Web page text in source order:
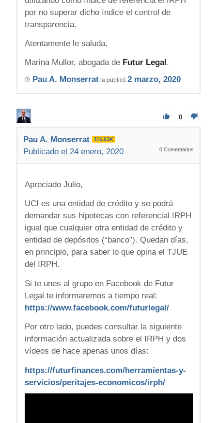
por no superar dicho índice el control de
transparencia.
Atentamente le saluda,
Marina Mullor, abogada de Futur Legal .
Pau A. Monserratla publicó 2 marzo, 2020
0
Pau A. Monserrat 116.63K
Publicado el 24 enero, 2020 0 Comentarios
Apreciado Julio,
UCI es una entidad de crédito y se podrá
demandar sus hipotecas con referencial IRPH
igual que cualquier otra entidad de crédito y
entidad de depósitos (“banco”). Quedan días,
en principio, para saber lo que opina el TJUE
del IRPH.
Si te unes al grupo en Facebook de Futur
Legal te informaremos a tiempo real:
https://www.facebook.com/futurlegal/
Por otro lado, puedes consultar la siguiente
información actualizada sobre el IRPH y dos
vídeos de hace apenas unos días:
https://futurfinances.com/herramientas-y-
servicios/peritajes-economicos/irph/